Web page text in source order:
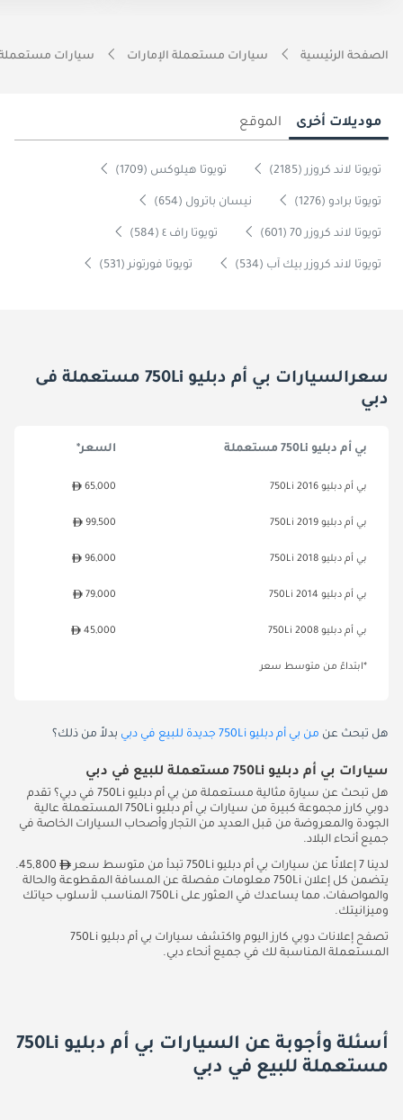
الصفحة الرئيسية سيارات مستعملة الإمارات سيارات
موديلات أخرى الموقع
تويوتا لاند كروزر (2185) تويوتا هيلوكس (1709)
تويوتا برادو (1276) نيسان باترول (654)
تويوتا لاند كروزر 70 (601) تويوتا راف ٤ (584)
تويوتا لاند كروزر بيك آب (534) تويوتا فورتونر (531)
سعرالسيارات بي أم دبليو 750Li مستعملة فى
دبي
بي أم دبليو 750Li مستعملة السعر*
بي أم دبليو 750Li 2016 65,000
بي أم دبليو 750Li 2019 99,500
بي أم دبليو 750Li 2018 96,000
بي أم دبليو 750Li 2014 79,000
بي أم دبليو 750Li 2008 45,000
*ابتداءً من متوسط سعر
هل تبحث عن من بي أم دبليو 750Li جديدة للبيع في دبي بدلاً من ذلك؟
سيارات بي أم دبليو 750Li مستعملة للبيع في دبي
هل تبحث عن سيارة مثالية مستعملة من بي أم دبليو 750Li في دبي؟ تقدم
دوبي كارز مجموعة كبيرة من سيارات بي أم دبليو 750Li المستعملة عالية
الجودة والمعروضة من قبل العديد من التجار وأصحاب السيارات الخاصة في
جميع أنحاء البلاد.
لدينا 7 إعلانًا عن سيارات بي أم دبليو 750Li تبدأ من متوسط سعر
45,800.
يتضمن كل إعلان 750Li معلومات مفصلة عن المسافة المقطوعة والحالة
والمواصفات، مما يساعدك في العثور على 750Li المناسب لأسلوب حياتك
وميزانيتك.
تصفح إعلانات دوبي كارز اليوم واكتشف سيارات بي أم دبليو 750Li
المستعملة المناسبة لك في جميع أنحاء دبي.
أسئلة وأجوبة عن السيارات بي أم دبليو 750Li
مستعملة للبيع في دبي